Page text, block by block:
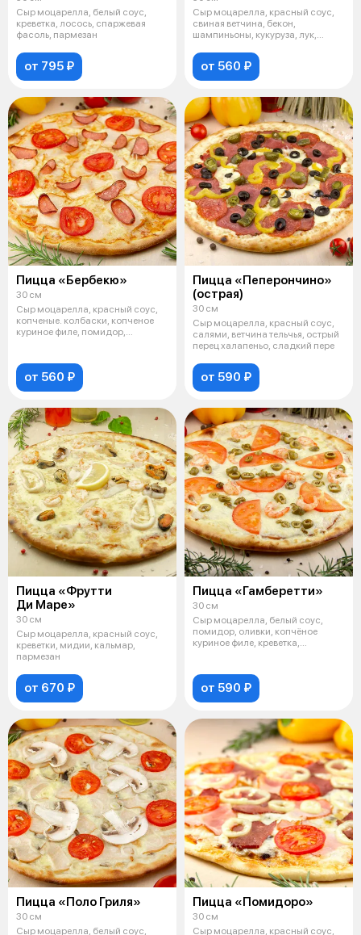
Сыр моцарелла, белый соус,
креветка, лосось, спаржевая
фасоль, пармезан
от 795 ₽
Сыр моцарелла, красный соус,
свиная ветчина, бекон,
шампиньоны, кукуруза, лук,
от 560 ₽
Пицца «Бербекю»
30 см
Сыр моцарелла, красный соус,
копченые. колбаски, копченое
куриное филе, помидор,
от 560 ₽
Пицца «Пеперончино»
(острая)
30 см
Сыр моцарелла, красный соус,
салями, ветчина тельчья, острый
перец халапеньо, сладкий пере
от 590 ₽
Пицца «Фрутти
Ди Маре»
30 см
Сыр моцарелла, красный соус,
креветки, мидии, кальмар,
пармезан
от 670 ₽
Пицца «Гамберетти»
30 см
Сыр моцарелла, белый соус,
помидор, оливки, копчёное
куриное филе, креветка,
от 590 ₽
Пицца «Поло Гриля»
30 см
Сыр моцарелла, белый соус,
Пицца «Помидоро»
30 см
Сыр моцарелла, красный соус,